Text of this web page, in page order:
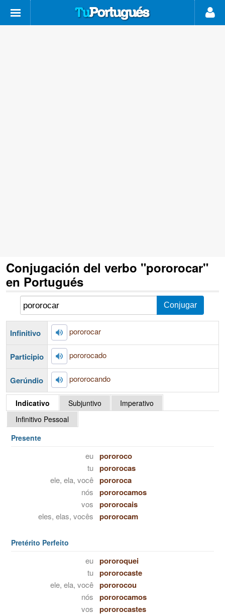
Conjugación del verbo "pororocar"
en Portugués
Infinitivo pororocar
Participio pororocado
Gerúndio pororocando
Indicativo Subjuntivo
Imperativo
Infinitivo Pessoal
Presente
eu pororoco
tu pororocas
ele, ela, você pororoca
nós pororocamos
vos pororocais
eles, elas, vocês pororocam
Pretérito Perfeito
eu pororoquei
tu pororocaste
ele, ela, você pororocou
nós pororocamos
vos pororocastes